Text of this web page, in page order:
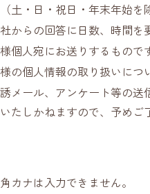
・日・祝日・年末年始を
からの回答に日数、時間を
個人宛にお送りするもの
の個人情報の取り扱いにつ
メール、アンケート等の送
たしかねますので、予めご
カナは入力できません。